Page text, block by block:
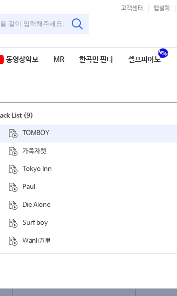
고객센터 앱설치
동영상악보 MR 한곡만 판다 셀프피아노
List (9)
TOMBOY
가죽자켓
Tokyo Inn
Paul
Die Alone
Surf boy
Wanli万里